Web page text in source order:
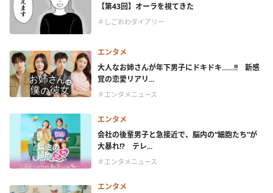
【第43回】オーラを視てきた
＃しごおわダイアリー
エンタメ
大人なお姉さんが年下男子にドキドキ……!! 新感
覚の恋愛リアリ...
＃エンタメニュース
エンタメ
会社の後輩男子と急接近で、脳内の“細胞たち”が
大暴れ!? テレ...
＃エンタメニュース
エンタメ